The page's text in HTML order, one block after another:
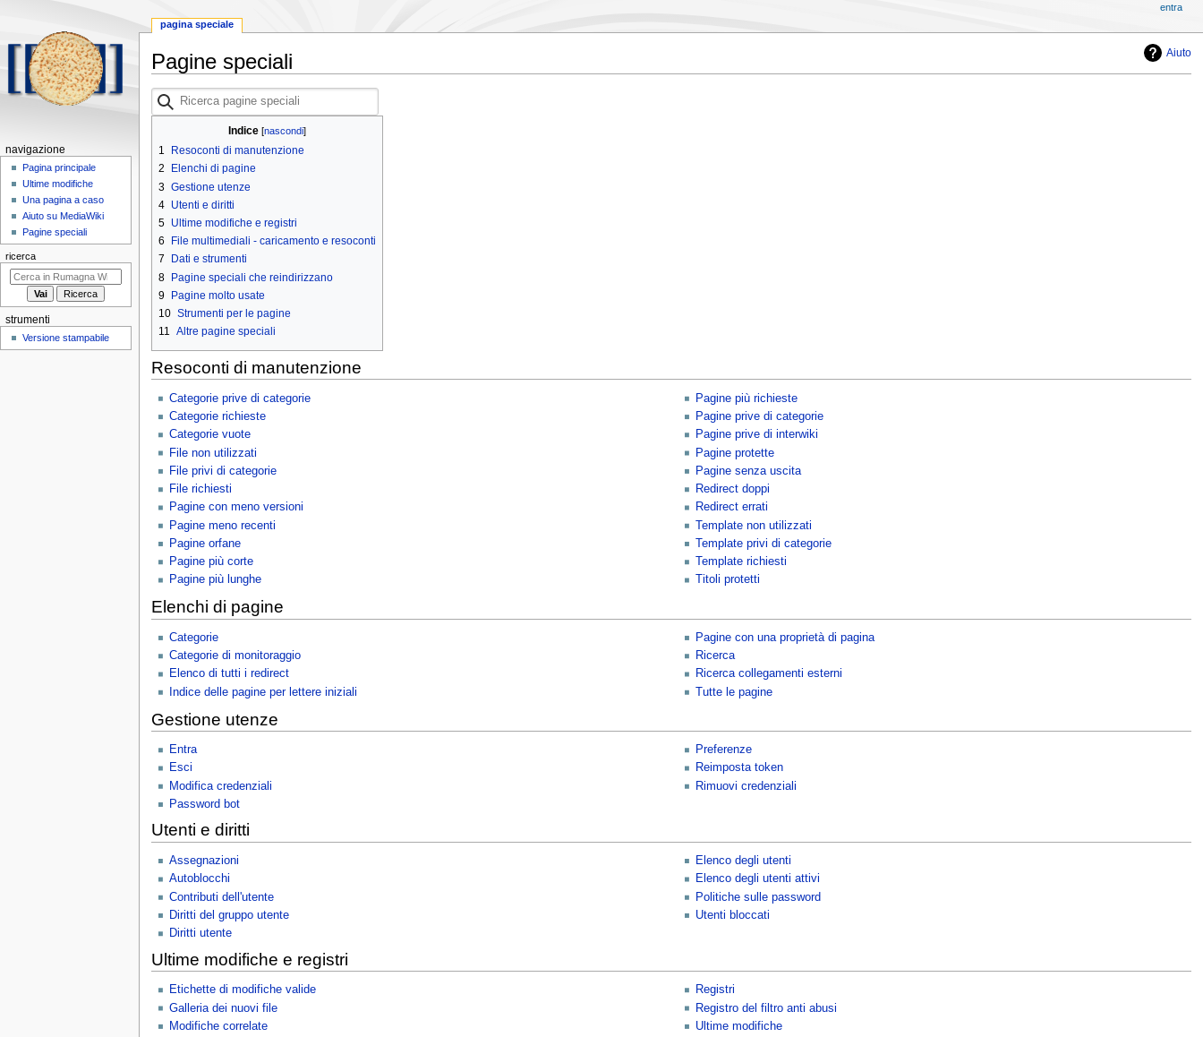
Aiuto
Pagine speciali
Vai
alla
Vai
alla
Ricerca
pagine
Indice
1
Resoconti di manutenzione
2
Elenchi di pagine
3 Gestione utenze
4 Utenti e diritti
5 Ultime modifiche e registri
6
File multimediali - caricamento e resoconti
7
Dati e strumenti
8 Pagine speciali che reindirizzano
9 Pagine molto usate
10 Strumenti per le pagine
11 Altre pagine speciali
Resoconti di manutenzione
Categorie prive di categorie
Categorie richieste
Categorie vuote
File non utilizzati
File privi di categorie
File richiesti
Pagine con meno versioni
Pagine meno recenti
Pagine orfane
Pagine più corte
Pagine più lunghe
Pagine più richieste
Pagine prive di categorie
Pagine prive di interwiki
Pagine protette
Pagine senza uscita
Redirect doppi
Redirect errati
Template non utilizzati
Template privi di categorie
Template richiesti
Titoli protetti
Elenchi di pagine
Categorie
Categorie di monitoraggio
Elenco di tutti i redirect
Indice delle pagine per lettere iniziali
Pagine con una proprietà di pagina
Ricerca
Ricerca collegamenti esterni
Tutte le pagine
Gestione utenze
Entra
Esci
Modifica credenziali
Password bot
Preferenze
Reimposta token
Rimuovi credenziali
Utenti e diritti
Assegnazioni
Autoblocchi
Contributi dell'utente
Diritti del gruppo utente
Diritti utente
Elenco degli utenti
Elenco degli utenti attivi
Politiche sulle password
Utenti bloccati
Ultime modifiche e registri
Etichette di modifiche valide
Galleria dei nuovi file
Modifiche correlate
Registri
Registro del filtro anti abusi
Ultime modifiche
M
i
v
i
g
pagina speciale
entra
navigazione
Pagina principale
Ultime modifiche
Una pagina a caso
Aiuto su MediaWiki
Pagine speciali
ricerca
strumenti
Versione stampabile